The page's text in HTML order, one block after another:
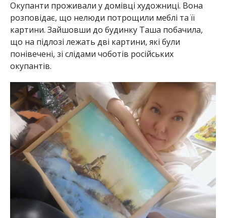
Окупанти проживали у домівці художниці. Вона
розповідає, що нелюди потрощили меблі та її
картини. Зайшовши до будинку Таша побачила,
що на підлозі лежать дві картини, які були
понівечені, зі слідами чоботів російських
окупантів.